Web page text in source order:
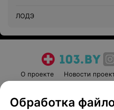
ЛОДЭ
О проекте Новости
Пользовательское
Обработка